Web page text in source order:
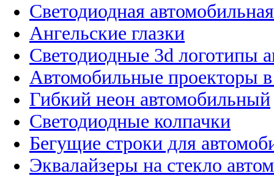
Светодиодная
Ангельские глазки
Светодиодные 3d логотипы
Автомобильные проекторы
Гибкий неон автомобильный
Светодиодные колпачки
Бегущие строки для
Эквалайзеры на стекло